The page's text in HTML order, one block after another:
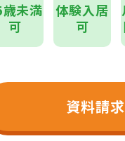
未満
可
体験入居
可
資料請